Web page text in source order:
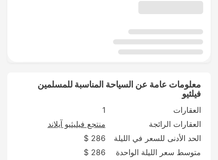
معلومات عامة عن السياحة المناسبة للمسلمين
فيلثيو
العقارات
1
العقارات الرائجة
منتجع فيليثيو آيلاند
الحد الأدنى للسعر في الليلة
286 $
متوسط سعر الليلة الواحدة
286 $